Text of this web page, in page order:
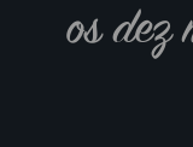
os dez